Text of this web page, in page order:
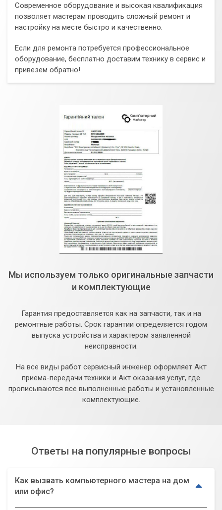
Современное оборудование и высокая квалификация
позволяет мастерам проводить сложный ремонт и
настройку на месте быстро и качественно.
Если для ремонта потребуется профессиональное
оборудование, бесплатно доставим технику в сервис и
привезем обратно!
Мы используем только оригинальные запчасти
и комплектующие
Гарантия предоставляется как на запчасти, так и на
ремонтные работы. Срок гарантии определяется годом
выпуска устройства и характером заявленной
неисправности.
На все виды работ сервисный инженер оформляет Акт
приема-передачи техники и Акт оказания услуг, где
прописываются все выполненные работы и установленные
комплектующие.
Ответы на популярные вопросы
Как вызвать компьютерного мастера на дом
или офис?